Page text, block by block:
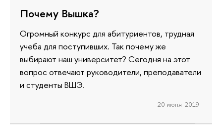
Почему Вышка?
Огромный конкурс для абитуриентов, трудная
учеба для поступивших. Так почему же
выбирают наш университет? Сегодня на этот
вопрос отвечают руководители, преподаватели
и студенты ВШЭ.
20 июня 2019